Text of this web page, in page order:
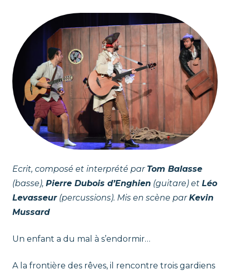
p
i
e
C
u
l
t
n
t
Ecrit, composé et interprété par Tom Balasse
(basse), Pierre Dubois d’Enghien (guitare) et Léo
Levasseur(percussions). Mis en scène parKevin
Mussard
Un enfant a du mal à s’endormir…
A la frontière des rêves, il rencontre trois gardiens